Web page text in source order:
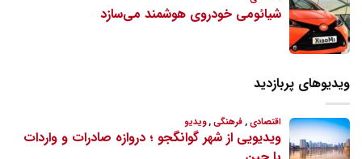
ویدیوهای پربازدید